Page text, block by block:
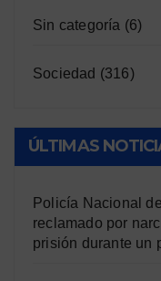
Sin categoría (6)
Sociedad (316)
ÚLTIMAS
Policía Nacional
reclamado por
prisión durante un